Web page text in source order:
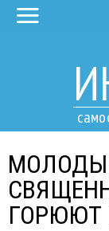
ГОРЮЮТ